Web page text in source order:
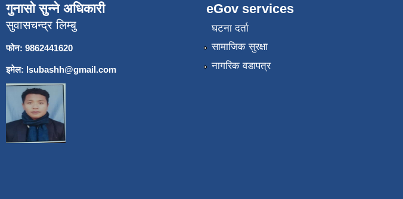
गुनासो सुन्ने अधिकारी
सुवासचन्द्र लिम्बु
फोन: 9862441620
इमेल: lsubashh@gmail.com
eGov services
घटना दर्ता
सामाजिक सुरक्षा
नागरिक वडापत्र